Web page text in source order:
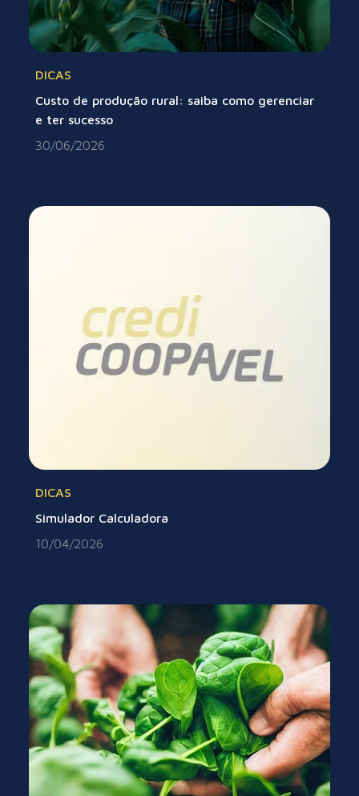
DICAS
Custo de produção rural: saiba como gerenciar
e ter sucesso
30/06/2026
DICAS
Simulador Calculadora
10/04/2026